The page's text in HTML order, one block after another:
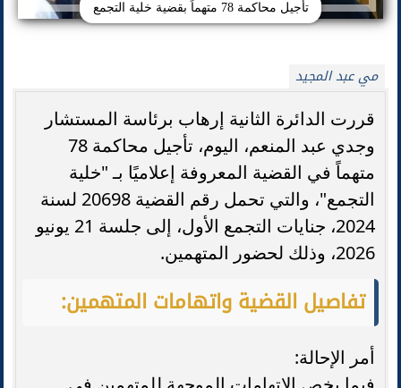
تأجيل محاكمة 78 متهماً بقضية خلية التجمع
مي عبد المجيد
قررت الدائرة الثانية إرهاب برئاسة المستشار
وجدي عبد المنعم، اليوم، تأجيل محاكمة 78
متهماً في القضية المعروفة إعلاميًا بـ "خلية
التجمع"، والتي تحمل رقم القضية 20698 لسنة
2024، جنايات التجمع الأول، إلى جلسة 21 يونيو
2026، وذلك لحضور المتهمين.
تفاصيل القضية واتهامات المتهمين:
أمر الإحالة: